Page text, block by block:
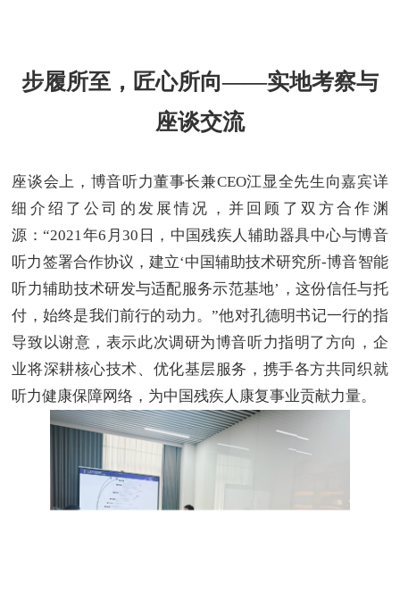
步履所至，匠心所向——实地考察与
座谈交流
座谈会上，博音听力董事长兼CEO江显全先生向嘉宾详
细介绍了公司的发展情况，并回顾了双方合作渊
源：“2021年6月30日，中国残疾人辅助器具中心与博音
听力签署合作协议，建立‘中国辅助技术研究所-博音智能
听力辅助技术研发与适配服务示范基地’，这份信任与托
付，始终是我们前行的动力。”他对孔德明书记一行的指
导致以谢意，表示此次调研为博音听力指明了方向，企
业将深耕核心技术、优化基层服务，携手各方共同织就
听力健康保障网络，为中国残疾人康复事业贡献力量。